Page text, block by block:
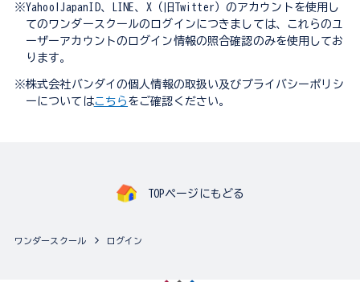
※Yahoo!JapanID、LINE、X（旧Twitter）のアカウントを使用し
てのワンダースクールのログインにつきましては、これらのユ
ーザーアカウントのログイン情報の照合確認のみを使用してお
ります。
※株式会社バンダイの個人情報の取扱い及びプライバシーポリシ
ーについてはこちら をご確認ください。
TOPページにもどる
ワンダースクール ログイン